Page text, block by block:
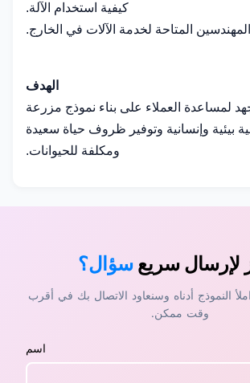
كيفية استخدام الآلة.
المتاحة لخدمة الآلات في الخارج.
الهدف
لمساعدة العملاء على بناء نموذج مزرعة
بيئية وإنسانية وتوفير ظروف حياة سعيدة
ومكلفة للحيوانات.
لإرسال سريعسؤال؟
النموذج أدناه وسنعاود الاتصال بك في أقرب
وقت ممكن.
اسم